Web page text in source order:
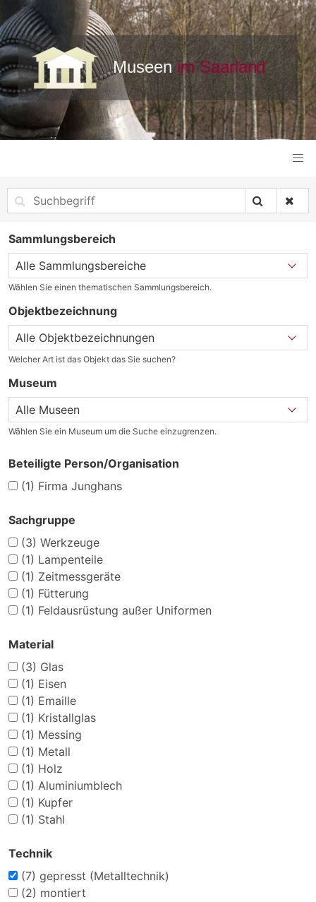
Sammlungsbereich
Wählen Sie einen thematischen Sammlungsbereich.
Objektbezeichnung
Welcher Art ist das Objekt das Sie suchen?
Museum
Wählen Sie ein Museum um die Suche einzugrenzen.
Beteiligte Person/Organisation
(1) Firma Junghans
Sachgruppe
(3) Werkzeuge
(1) Lampenteile
(1) Zeitmessgeräte
(1) Fütterung
(1) Feldausrüstung außer Uniformen
Material
(3) Glas
(1) Eisen
(1) Emaille
(1) Kristallglas
(1) Messing
(1) Metall
(1) Holz
(1) Aluminiumblech
(1) Kupfer
(1) Stahl
Technik
(7) gepresst (Metalltechnik)
(2) montiert